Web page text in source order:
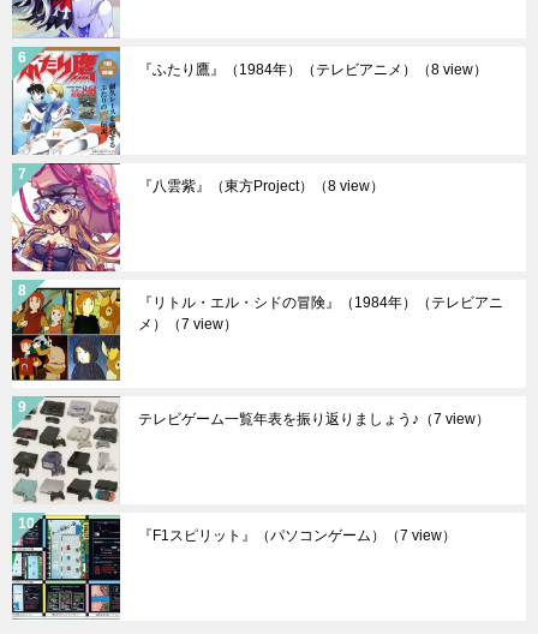
『ふたり鷹』（1984年）（テレビアニメ） （8 view）
『八雲紫』（東方Project） （8 view）
『リトル・エル・シドの冒険』（1984年）（テレビアニ
メ）
（7 view）
テレビゲーム一覧年表を振り返りましょう♪ （7 view）
『F1スピリット』（パソコンゲーム） （7 view）